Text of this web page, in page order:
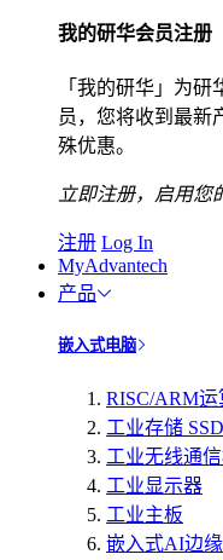
我的研华会员注册
「我的研华」为
员，您将收到最新
殊优惠。
立即注册，启用您
注册 Log In
MyAdvantech
产品
嵌入式电脑
RISC/ARM运
工业存储
工业无线通信
工业显示器
工业主板
嵌入式AI边